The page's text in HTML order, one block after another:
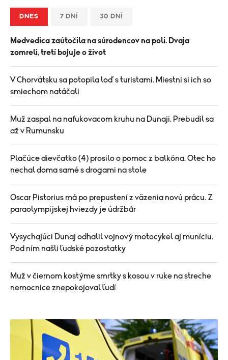
DNES 7 DNÍ 30 DNÍ
Medvedica zaútočila na súrodencov na poli. Dvaja
zomreli, tretí bojuje o život
V Chorvátsku sa potopila loď s turistami. Miestni si ich so
smiechom natáčali
Muž zaspal na nafukovacom kruhu na Dunaji. Prebudil sa
až v Rumunsku
Plačúce dievčatko (4) prosilo o pomoc z balkóna. Otec ho
nechal doma samé s drogami na stole
Oscar Pistorius má po prepustení z väzenia novú prácu. Z
paraolympijskej hviezdy je údržbár
Vysychajúci Dunaj odhalil vojnový motocykel aj muníciu.
Pod ním našli ľudské pozostatky
Muž v čiernom kostýme smrtky s kosou v ruke na streche
nemocnice znepokojoval ľudí